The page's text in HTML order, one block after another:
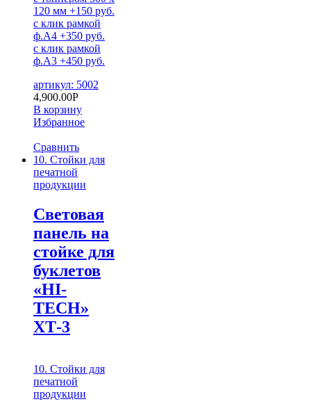
120 мм +150 руб.
с клик рамкой
ф.А4 +350 руб.
с клик рамкой
ф.А3 +450 руб.
артикул: 5002
4,900.00Р
В корзину
Избранное
Сравнить
10. Стойки для
печатной
продукции
Световая
панель на
стойке для
буклетов
«HI-
TECH»
ХТ-3
10. Стойки для
печатной
продукции